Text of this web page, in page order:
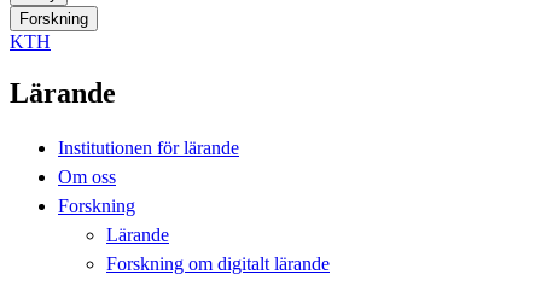
Forskning
KTH
Lärande
Institutionen för lärande
Om oss
Forskning
Lärande
Forskning om digitalt lärande